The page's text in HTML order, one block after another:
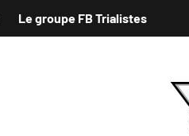
Le groupe FB Trialistes